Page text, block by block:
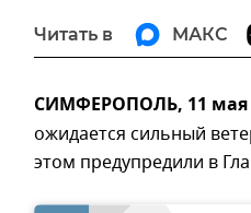
Читать в МАКС
СИМФЕРОПОЛЬ, 11 мая
ожидается сильный
этом предупредили в